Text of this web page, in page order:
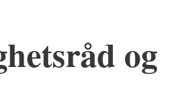
og